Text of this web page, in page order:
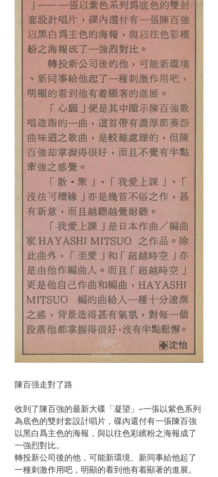
陳百强走對了路
收到了陳百強的最新大碟「凝望」–一張以紫色系列
為底色的雙封套設計唱片，碟內還付有一張陳百強
以黑白爲主色的海報，與以往色彩繽粉之海報成了
一強烈對比。
轉投新公司後的他，可能新環境、新同事給他起了
一種刺激作用吧，明顯的看到他有着顯著的進展。